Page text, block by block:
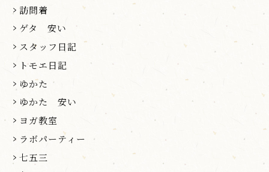
訪問着
ゲタ 安い
スタッフ日記
トモエ日記
ゆかた
ゆかた 安い
ヨガ教室
ラボパーティー
七五三